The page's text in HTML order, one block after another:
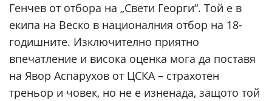
Генчев от отбора на „Свети Георги“. Той е в
екипа на Веско в националния отбор на 18-
годишните. Изключително приятно
впечатление и висока оценка мога да поставя
на Явор Аспарухов от ЦСКА – страхотен
треньор и човек, но не е изненада, защото той